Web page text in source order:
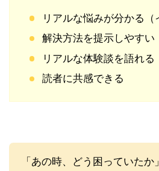
リアルな悩みが分かる（
解決方法を提示しやすい
リアルな体験談を語れる
読者に共感できる
「あの時、どう困っていたか